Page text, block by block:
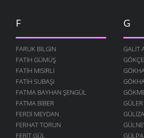
F
FARUK BILGIN
FATIH GÜMÜŞ
FATIH MISIRLI
FATIH SUBAŞI
FATMA BAYHAN ŞENGÜL
FATMA BIBER
FERDI MEYDAN
FERHAT TORUN
FERIT GÜL
G
GALIT